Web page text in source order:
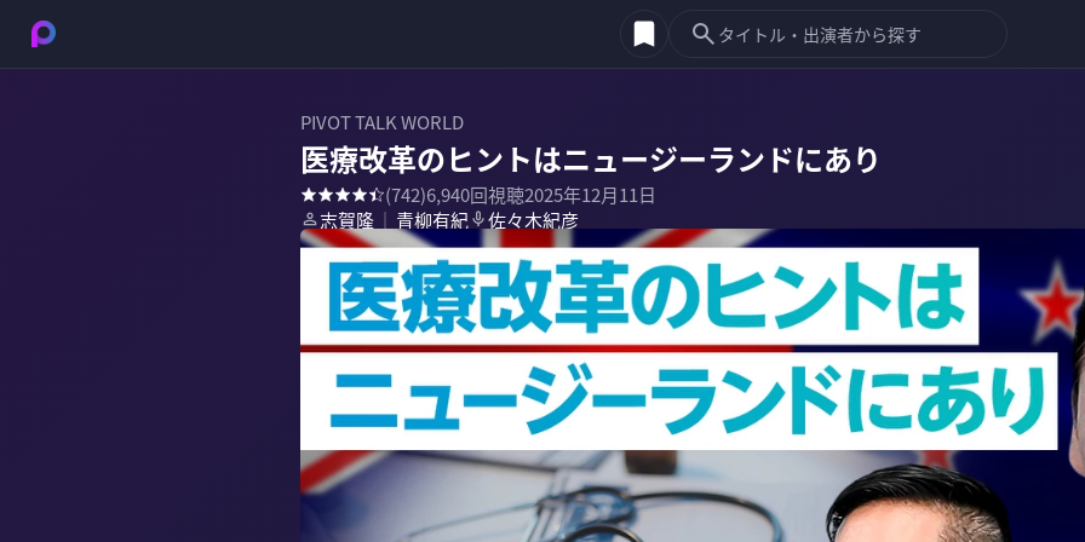
PIVOT TALK WORLD
医療改革のヒントはニュージーランドにあり
(742)6,940回視聴2025年12月11日
志賀隆 ｜ 青柳有紀 佐々木紀彦